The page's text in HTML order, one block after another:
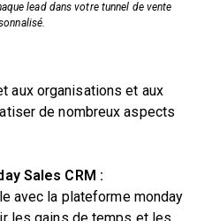
lead dans votre tunnel de vente
aux organisations et aux
de nombreux aspects
Sales CRM :
avec la plateforme monday
les gains de temps et les